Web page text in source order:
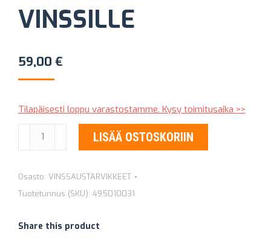
VINSSILLE
59,00 €
Tilapäisesti loppu varastostamme. Kysy toimitusaika >>
RULLAKITA
VINSSILLE
LISÄÄ OSTOSKORIIN
Osasto: VINSSAUSTARVIKKEET
Tuotetunnus (SKU): 495010031
Share this product